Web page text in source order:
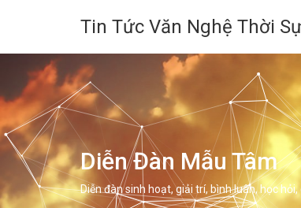
Tin Tức Văn Nghệ Thời
Diễn Đàn Mẫu Tâm
Diễn đàn sinh hoạt, giải trí, bình luân, học hỏi,